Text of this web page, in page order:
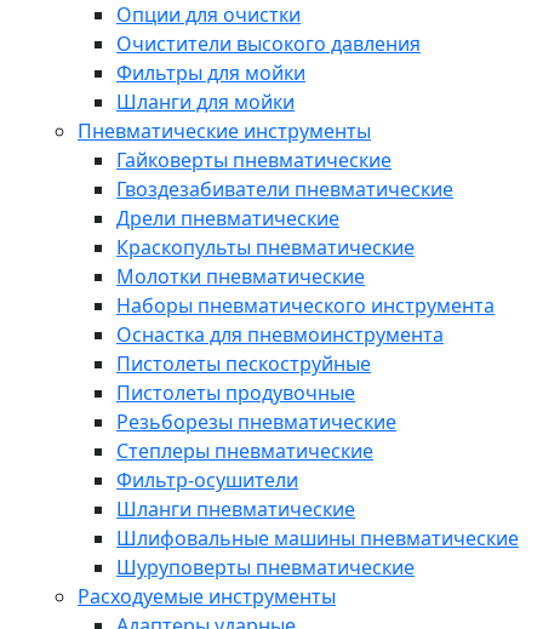
Опции для очистки
Очистители высокого давления
Фильтры для мойки
Шланги для мойки
Пневматические инструменты
Гайковерты пневматические
Гвоздезабиватели пневматические
Дрели пневматические
Краскопульты пневматические
Молотки пневматические
Наборы пневматического инструмента
Оснастка для пневмоинструмента
Пистолеты пескоструйные
Пистолеты продувочные
Резьборезы пневматические
Степлеры пневматические
Фильтр-осушители
Шланги пневматические
Шлифовальные машины пневматические
Шуруповерты пневматические
Расходуемые инструменты